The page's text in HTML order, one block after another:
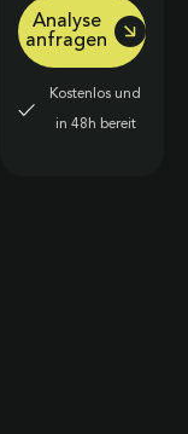
Analyse
anfragen
Kostenlos und
in 48h bereit